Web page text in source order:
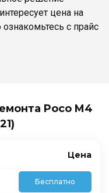
цена на
с прайс
Poco M4
Цена
Бесплатно